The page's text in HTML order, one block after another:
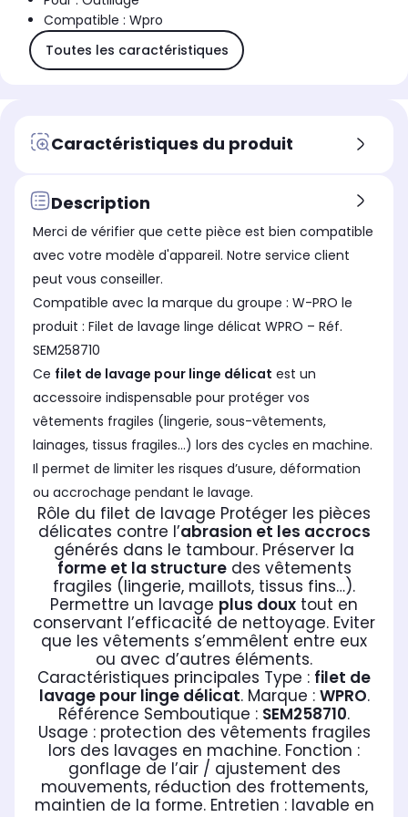
Compatible : Wpro
Toutes les caractéristiques
Caractéristiques du produit
Description
Merci de vérifier que cette pièce est bien compatible
avec votre modèle d'appareil. Notre service client
peut vous conseiller.
Compatible avec la marque du groupe : W-PRO le
produit : Filet de lavage linge délicat WPRO – Réf.
SEM258710
Ce filet de lavage pour linge délicat est un
accessoire indispensable pour protéger vos
vêtements fragiles (lingerie, sous-vêtements,
lainages, tissus fragiles…) lors des cycles en machine.
Il permet de limiter les risques d’usure, déformation
ou accrochage pendant le lavage.
Rôle du filet de lavage Protéger les pièces
délicates contre l’abrasion et les accrocs
générés dans le tambour. Préserver la
forme et la structuredes vêtements
fragiles (lingerie, maillots, tissus fins…).
Permettre un lavage plus doux tout en
conservant l’efficacité de nettoyage. Eviter
que les vêtements s’emmêlent entre eux
ou avec d’autres éléments.
Caractéristiques principales Type : filet de
lavage pour linge délicat . Marque : WPRO.
Référence Semboutique : SEM258710.
Usage : protection des vêtements fragiles
lors des lavages en machine. Fonction :
gonflage de l’air / ajustement des
mouvements, réduction des frottements,
maintien de la forme. Entretien : lavable en